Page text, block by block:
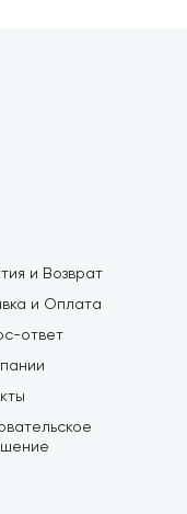
и Возврат
и Оплата
ответ